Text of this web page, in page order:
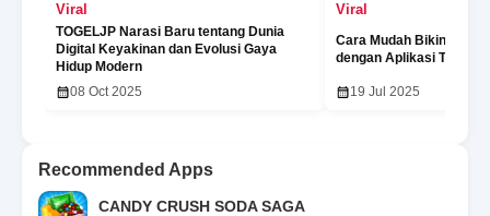
Viral
TOGELJP Narasi Baru tentang Dunia
Digital Keyakinan dan Evolusi Gaya
Hidup Modern
08 Oct 2025
Viral
Cara Mudah Bikin
dengan Aplikasi Terbaru
19 Jul 2025
Recommended Apps
CANDY CRUSH SODA SAGA